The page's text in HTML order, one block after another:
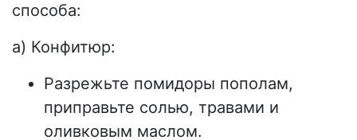
способа:
a) Конфитюр:
Разрежьте помидоры пополам,
приправьте солью, травами и
оливковым маслом.